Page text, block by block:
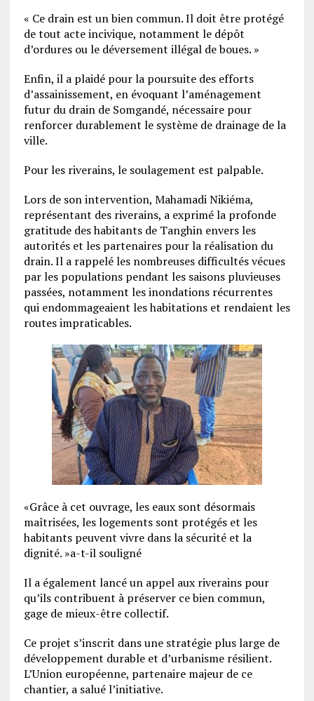
« Ce drain est un bien commun. Il doit être protégé
de tout acte incivique, notamment le dépôt
d’ordures ou le déversement illégal de boues. »
Enfin, il a plaidé pour la poursuite des efforts
d’assainissement, en évoquant l’aménagement
futur du drain de Somgandé, nécessaire pour
renforcer durablement le système de drainage de la
ville.
Pour les riverains, le soulagement est palpable.
Lors de son intervention, Mahamadi Nikiéma,
représentant des riverains, a exprimé la profonde
gratitude des habitants de Tanghin envers les
autorités et les partenaires pour la réalisation du
drain. Il a rappelé les nombreuses difficultés vécues
par les populations pendant les saisons pluvieuses
passées, notamment les inondations récurrentes
qui endommageaient les habitations et rendaient les
routes impraticables.
«Grâce à cet ouvrage, les eaux sont désormais
maîtrisées, les logements sont protégés et les
habitants peuvent vivre dans la sécurité et la
dignité. »a-t-il souligné
Il a également lancé un appel aux riverains pour
qu’ils contribuent à préserver ce bien commun,
gage de mieux-être collectif.
Ce projet s’inscrit dans une stratégie plus large de
développement durable et d’urbanisme résilient.
L’Union européenne, partenaire majeur de ce
chantier, a salué l’initiative.